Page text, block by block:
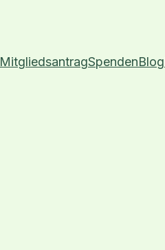
MitgliedsantragSpendenBlog